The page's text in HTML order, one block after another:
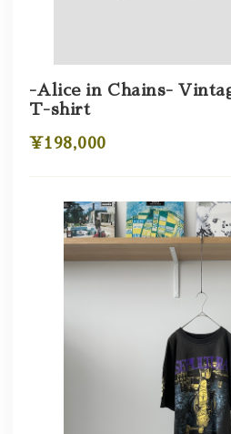
-Alice in Chains-
T-shirt
¥198,000